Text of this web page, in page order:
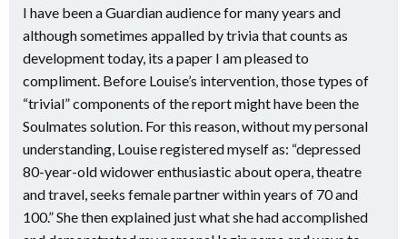
I have been a Guardian audience for many years and
although sometimes appalled by trivia that counts as
development today, its a paper I am pleased to
compliment. Before Louise’s intervention, those types of
“trivial” components of the report might have been the
Soulmates solution. For this reason, without my personal
understanding, Louise registered myself as: “depressed
80-year-old widower enthusiastic about opera, theatre
and travel, seeks female partner within years of 70 and
100.” She then explained just what she had accomplished